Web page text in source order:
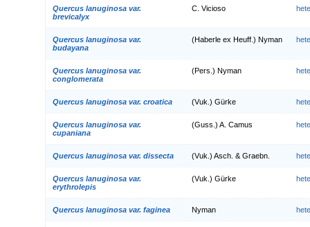
Quercus lanuginosa var.
brevicalyx
C. Vicioso
Quercus lanuginosa var.
budayana
(Haberle ex Heuff.) Nyman
Quercus lanuginosa var.
conglomerata
(Pers.) Nyman
Quercus lanuginosa var. croatica (Vuk.) Gürke
Quercus lanuginosa var.
cupaniana
(Guss.) A. Camus
Quercus lanuginosa var. dissecta (Vuk.) Asch. & Graebn.
Quercus lanuginosa var.
erythrolepis
(Vuk.) Gürke
Quercus lanuginosa var. faginea Nyman